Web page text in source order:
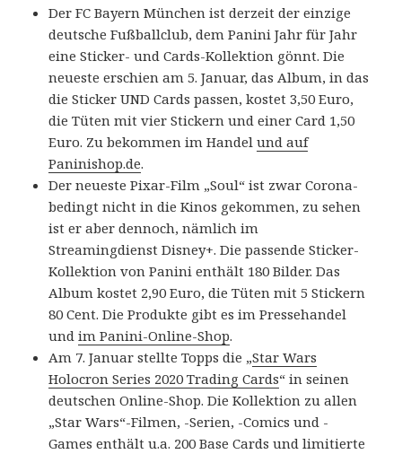
Der FC Bayern München ist derzeit der einzige
deutsche Fußballclub, dem Panini Jahr für Jahr
eine Sticker- und Cards-Kollektion gönnt. Die
neueste erschien am 5. Januar, das Album, in das
die Sticker UND Cards passen, kostet 3,50 Euro,
die Tüten mit vier Stickern und einer Card 1,50
Euro. Zu bekommen im Handelund auf
Paninishop.de.
Der neueste Pixar-Film „Soul“ ist zwar Corona-
bedingt nicht in die Kinos gekommen, zu sehen
ist er aber dennoch, nämlich im
Streamingdienst Disney+. Die passende Sticker-
Kollektion von Panini enthält 180 Bilder. Das
Album kostet 2,90 Euro, die Tüten mit 5 Stickern
80 Cent. Die Produkte gibt es im Pressehandel
undim Panini-Online-Shop.
Am 7. Januar stellte Topps die „Star Wars
Holocron Series 2020 Trading Cards“ in seinen
deutschen Online-Shop. Die Kollektion zu allen
„Star Wars“-Filmen, -Serien, -Comics und -
Games enthält u.a. 200 Base Cards und limitierte